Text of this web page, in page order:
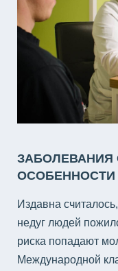
ЗАБОЛЕВАНИЯ
Издавна
недуг людей
риска попадают
Международной